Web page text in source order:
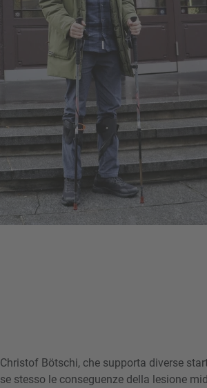
Christof Bötschi, che supporta diverse
se stesso le conseguenze della lesione